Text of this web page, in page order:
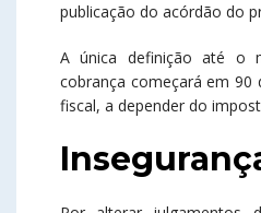
publicação do acórdão do
A única definição até o
cobrança começará em
fiscal, a depender do